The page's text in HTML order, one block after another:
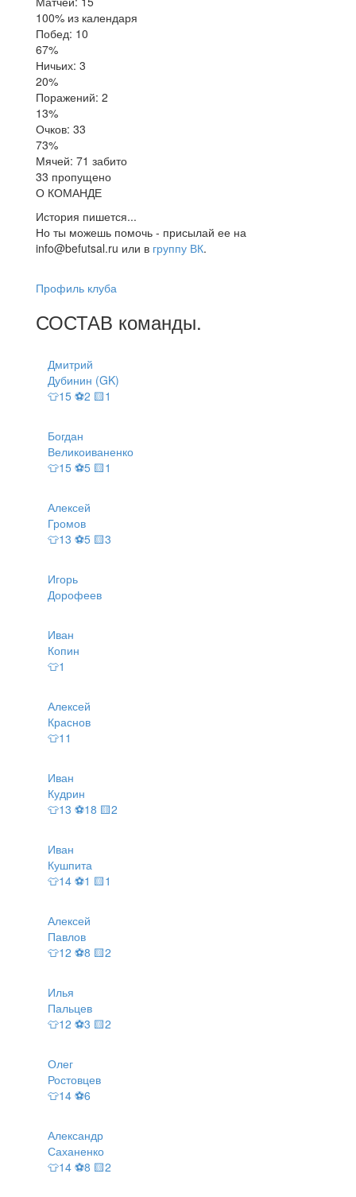
100% из календаря
Побед: 10
67%
Ничьих: 3
20%
Поражений: 2
13%
Очков: 33
73%
Мячей: 71 забито
33 пропущено
О КОМАНДЕ
История пишется...
Но ты можешь помочь - присылай ее на
info@befutsal.ru или в группу ВК.
Профиль клуба
СОСТАВ команды.
Дмитрий
Дубинин (GK)
👕15 ⚽2 🟨1
Богдан
Великоиваненко
👕15 ⚽5 🟨1
Алексей
Громов
👕13 ⚽5 🟨3
Игорь
Дорофеев
Иван
Копин
👕1
Алексей
Краснов
👕11
Иван
Кудрин
👕13 ⚽18 🟨2
Иван
Кушпита
👕14 ⚽1 🟨1
Алексей
Павлов
👕12 ⚽8 🟨2
Илья
Пальцев
👕12 ⚽3 🟨2
Олег
Ростовцев
👕14 ⚽6
Александр
Саханенко
👕14 ⚽8 🟨2